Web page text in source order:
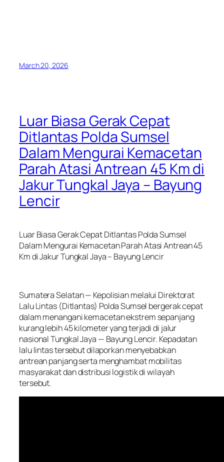
March 20, 2026
Luar Biasa Gerak Cepat
Ditlantas Polda Sumsel
Dalam Mengurai Kemacetan
Parah Atasi Antrean 45 Km di
Jakur Tungkal Jaya – Bayung
Lencir
Luar Biasa Gerak Cepat Ditlantas Polda Sumsel
Dalam Mengurai Kemacetan Parah Atasi Antrean 45
Km di Jakur Tungkal Jaya – Bayung Lencir
Sumatera Selatan — Kepolisian melalui Direktorat
Lalu Lintas (Ditlantas) Polda Sumsel bergerak cepat
dalam menangani kemacetan ekstrem sepanjang
kurang lebih 45 kilometer yang terjadi di jalur
nasional Tungkal Jaya — Bayung Lencir. Kepadatan
lalu lintas tersebut dilaporkan menyebabkan
antrean panjang serta menghambat mobilitas
masyarakat dan distribusi logistik di wilayah
tersebut.